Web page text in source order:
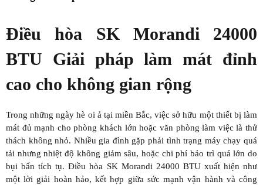
Điều hòa SK Morandi 24000
BTU Giải pháp làm mát đỉnh
cao cho không gian rộng
Trong những ngày hè oi ả tại miền Bắc, việc sở hữu một thiết bị làm
mát đủ mạnh cho phòng khách lớn hoặc văn phòng làm việc là thử
thách không nhỏ. Nhiều gia đình gặp phải tình trạng máy chạy quá
tải nhưng nhiệt độ không giảm sâu, hoặc chi phí bảo trì quá lớn do
bụi bẩn tích tụ. Điều hòa SK Morandi 24000 BTU xuất hiện như
một lời giải hoàn hảo, kết hợp giữa sức mạnh vận hành và công